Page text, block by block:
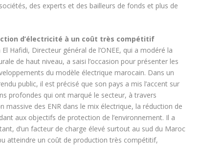
des experts et des bailleurs de fonds et plus de
d’électricité à un coût très compétitif
Hafidi, Directeur général de l’ONEE, qui a modéré la
de haut niveau, a saisi l’occasion pour présenter les
du modèle électrique marocain. Dans un
public, il est précisé que son pays a mis l’accent sur
profondes qui ont marqué le secteur, à travers
massive des ENR dans le mix électrique, la réduction de
aux objectifs de protection de l’environnement. Il a
d’un facteur de charge élevé surtout au sud du Maroc
atteindre un coût de production très compétitif,